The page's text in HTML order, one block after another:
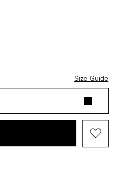
Size Guide